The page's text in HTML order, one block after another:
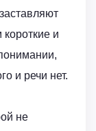
и
и речи нет.
не